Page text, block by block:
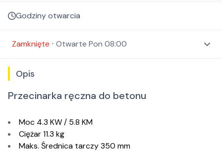
Godziny otwarcia
Zamknięte ⋅ Otwarte Pon 08:00
Opis
Przecinarka ręczna do betonu
Moc 4.3 KW / 5.8 KM
Ciężar 11.3 kg
Maks. Średnica tarczy 350 mm